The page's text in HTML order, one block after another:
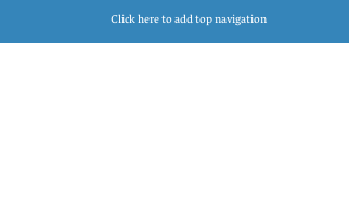
Click here to add top navigation